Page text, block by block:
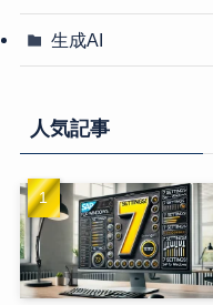
生成AI
人気記事